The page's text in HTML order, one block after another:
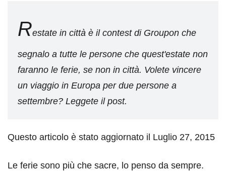
Restate in città è il contest di Groupon che
segnalo a tutte le persone che quest'estate non
faranno le ferie, se non in città. Volete vincere
un viaggio in Europa per due persone a
settembre? Leggete il post.
Questo articolo è stato aggiornato il Luglio 27, 2015
Le ferie sono più che sacre, lo penso da sempre.